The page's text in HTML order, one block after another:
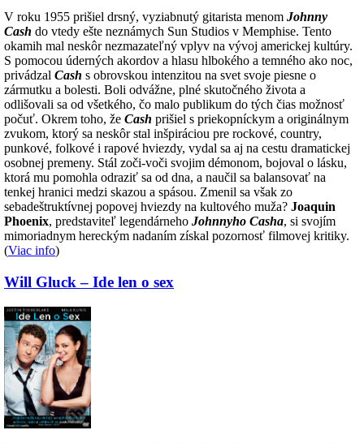
V roku 1955 prišiel drsný, vyziabnutý gitarista menom Johnny
Cash do vtedy ešte neznámych Sun Studios v Memphise. Tento
okamih mal neskôr nezmazateľný vplyv na vývoj americkej kultúry.
S pomocou úderných akordov a hlasu hlbokého a temného ako noc,
privádzal Cash s obrovskou intenzitou na svet svoje piesne o
zármutku a bolesti. Boli odvážne, plné skutočného života a
odlišovali sa od všetkého, čo malo publikum do tých čias možnosť
počuť. Okrem toho, že Cash prišiel s priekopníckym a originálnym
zvukom, ktorý sa neskôr stal inšpiráciou pre rockové, country,
punkové, folkové i rapové hviezdy, vydal sa aj na cestu dramatickej
osobnej premeny. Stál zoči-voči svojim démonom, bojoval o lásku,
ktorá mu pomohla odraziť sa od dna, a naučil sa balansovať na
tenkej hranici medzi skazou a spásou. Zmenil sa však zo
sebadeštruktívnej popovej hviezdy na kultového muža? Joaquin
Phoenix, predstaviteľ legendárneho Johnnyho Casha, si svojím
mimoriadnym hereckým nadaním získal pozornosť filmovej kritiky.
(Viac info)
Will Gluck – Ide len o sex